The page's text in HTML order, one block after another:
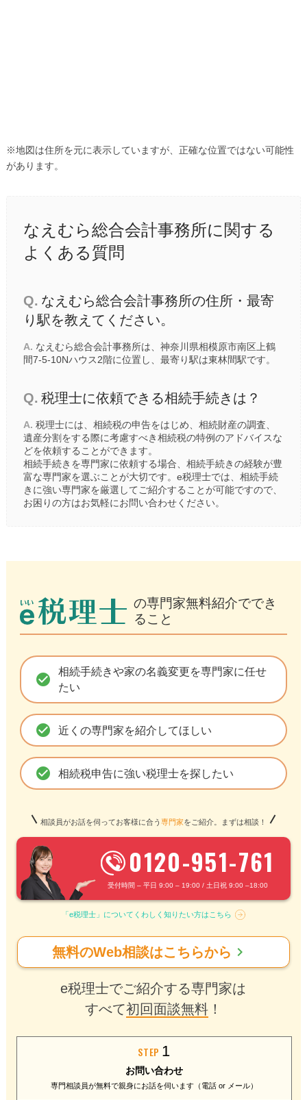
※地図は住所を元に表示していますが、正確な位置ではない可能性
があります。
なえむら総合会計事務所に関する
よくある質問
Q. なえむら総合会計事務所の住所・最寄
り駅を教えてください。
A. なえむら総合会計事務所は、神奈川県相模原市南区上鶴
間7-5-10Nハウス2階に位置し、最寄り駅は東林間駅です。
Q. 税理士に依頼できる相続手続きは？
A. 税理士には、相続税の申告をはじめ、相続財産の調査、
遺産分割をする際に考慮すべき相続税の特例のアドバイスな
どを依頼することができます。
相続手続きを専門家に依頼する場合、相続手続きの経験が豊
富な専門家を選ぶことが大切です。e税理士では、相続手続
きに強い専門家を厳選してご紹介することが可能ですので、
お困りの方はお気軽にお問い合わせください。
の専門家無料紹介ででき
ること
check_circle
相続手続きや家の名義変更を専門家に任せ
たい
check_circle 近くの専門家を紹介してほしい
check_circle 相続税申告に強い税理士を探したい
相談員がお話を伺ってお客様に合う 専門家をご紹介。まずは相談！
0120-951-761
受付時間 – 平日 9:00 – 19:00 / 土日祝 9:00 –18:00
「e税理士」についてくわしく知りたい方はこちら
無料のWeb相談はこちらから chevron_right
e税理士でご紹介する専門家は
すべて初回面談無料！
STEP 1
お問い合わせ
専門相談員が無料で親身にお話を伺います（電話 or メール）